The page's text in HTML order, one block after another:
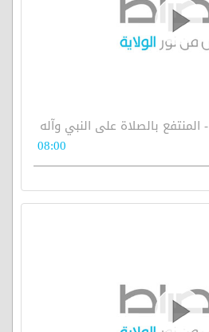
مصباح الهداية 300 - المنتفع بالصلاة على النبي وآله
08:00